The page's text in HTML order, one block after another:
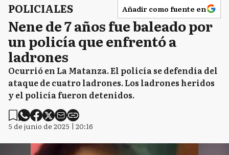
POLICIALES Añadir como fuente en
Nene de 7 años fue baleado por
un policía que enfrentó a
ladrones
Ocurrió en La Matanza. El policía se defendía del
ataque de cuatro ladrones. Los ladrones heridos
y el policía fueron detenidos.
5 de junio de 2025 | 20:16